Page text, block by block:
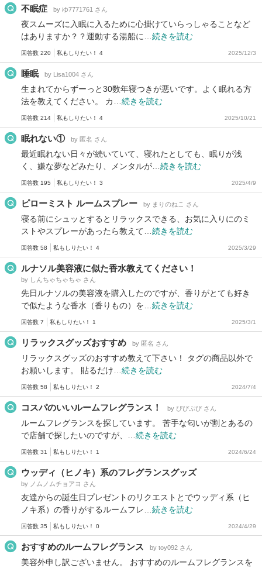
不眠症 by ゆ7771761 さん
夜スムーズに入眠に入るために心掛けていらっしゃることなど
はありますか？？運動する湯船に… 続きを読む
回答数 220 私もしりたい！ 4 2025/12/3
睡眠 by Lisa1004 さん
生まれてからずーっと30数年寝つきが悪いです。よく眠れる方
法を教えてください。 カ… 続きを読む
回答数 214 私もしりたい！ 4 2025/10/21
眠れない① by 匿名 さん
最近眠れない日々が続いていて、寝れたとしても、眠りが浅
く、嫌な夢などみたり、メンタルが… 続きを読む
回答数 195 私もしりたい！ 3 2025/4/9
ピローミスト ルームスプレー by まりのねこ さん
寝る前にシュッとするとリラックスできる、お気に入りにのミ
ストやスプレーがあったら教えて… 続きを読む
回答数 58 私もしりたい！ 4 2025/3/29
ルナソル美容液に似た香水教えてください！
by しんちゃちゃちゃ さん
先日ルナソルの美容液を購入したのですが、香りがとても好き
で似たような香水（香りもの）を… 続きを読む
回答数 7 私もしりたい！ 1 2025/3/1
リラックスグッズおすすめ by 匿名 さん
リラックスグッズのおすすめ教えて下さい！ タグの商品以外で
お願いします。 貼るだけ… 続きを読む
回答数 58 私もしりたい！ 2 2024/7/4
コスパのいいルームフレグランス！ by ぴぴぷぴ さん
ルームフレグランスを探しています。 苦手な匂いが割とあるの
で店舗で探したいのですが、… 続きを読む
回答数 31 私もしりたい！ 1 2024/6/24
ウッディ（ヒノキ）系のフレグランスグッズ
by ノムノムチョアヨ さん
友達からの誕生日プレゼントのリクエストとでウッディ系（ヒ
ノキ系）の香りがするルームフレ… 続きを読む
回答数 35 私もしりたい！ 0 2024/4/29
おすすめのルームフレグランス by toy092 さん
美容外申し訳ございません。 おすすめのルームフレグランスを